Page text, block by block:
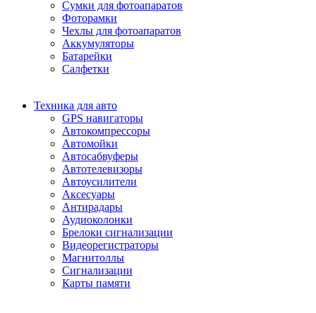
Сумки для фотоапаратов
Фоторамки
Чехлы для фотоапаратов
Аккумуляторы
Батарейки
Салфетки
Техника для авто
GPS навигаторы
Автокомпрессоры
Автомойки
Автосабвуферы
Автотелевизоры
Автоусилители
Аксесуары
Антирадары
Аудиоколонки
Брелоки сигнализации
Видеорегистраторы
Магнитоллы
Сигнализации
Карты памяти